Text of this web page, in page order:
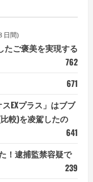
日間)
たご褒美を実現する
762
671
EXプラス」はブブ
較)を凌駕したの
641
！逮捕監禁容疑で
239